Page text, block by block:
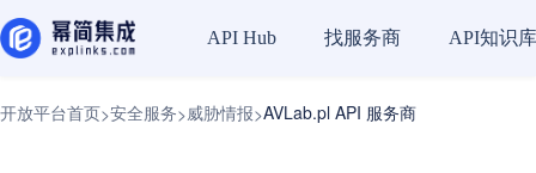
API Hub 找服务商 API知识库
开放平台首页>安全服务>威胁情报>AVLab.pl API 服务商